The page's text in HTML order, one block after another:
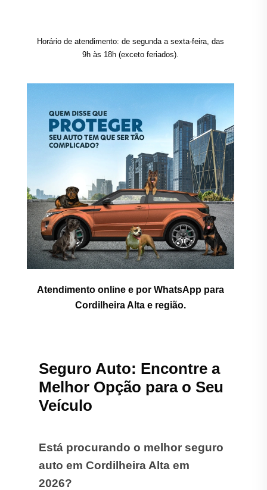
Horário de atendimento: de segunda a sexta-feira, das
9h às 18h (exceto feriados).
Atendimento online e por WhatsApp para
Cordilheira Alta e região.
Seguro Auto: Encontre a
Melhor Opção para o Seu
Veículo
Está procurando o melhor seguro
auto em Cordilheira Alta em
2026?